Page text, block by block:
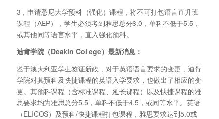
3，申请悉尼大学预科（强化）课程，将不可打包语言直升班
课程（AEP），学生必须考到雅思总分6.0，单科不低于5.5，
或其他同等语言水平，直入强化预科。
迪肯学院（Deakin College）最新消息：
鉴于澳大利亚学生签证新政，对于英语语言要求的变更，迪肯
学院对其预科及快捷课程的英语入学要求，也做出了相应的变
更。其预科课程（含标准课程、延长课程）以及快捷课程的雅
思要求均为雅思总分5.5，单科不低于4.5，或同等水平。英语
（ELICOS）及预科/快捷课程打包课程，雅思要求达到5.0或